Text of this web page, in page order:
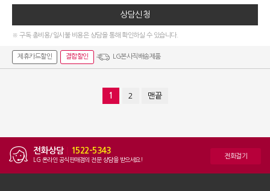
상담신청
※ 구독 총비용/일시불 비용은 상담을 통해 확인하실 수 있습니다.
제휴카드할인 결합할인 LG본사직배송제품
1 2 맨끝
전화상담 1522-5343
LG 온라인 공식판매점의 전문 상담을 받으세요! 전화걸기